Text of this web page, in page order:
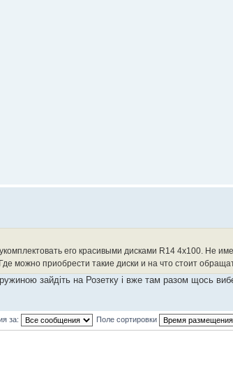
его красивыми дисками R14 4x100. Не
можно приобрести такие диски и на что стоит
зайдіть на Розетку і вже там разом щось
за: Поле сортировки